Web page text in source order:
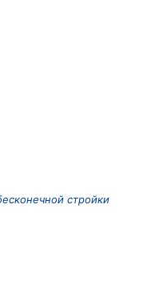
стройки